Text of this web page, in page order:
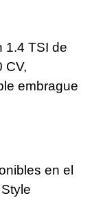
1.4 TSI de
CV,
embrague
en el